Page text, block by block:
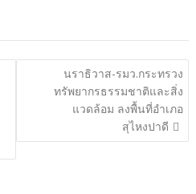
นราธิวาส-รมว.กระทรวง
ทรัพยากรธรรมชาติและสิ่ง
แวดล้อม ลงพื้นที่อำเภอ
สุไหงปาดี